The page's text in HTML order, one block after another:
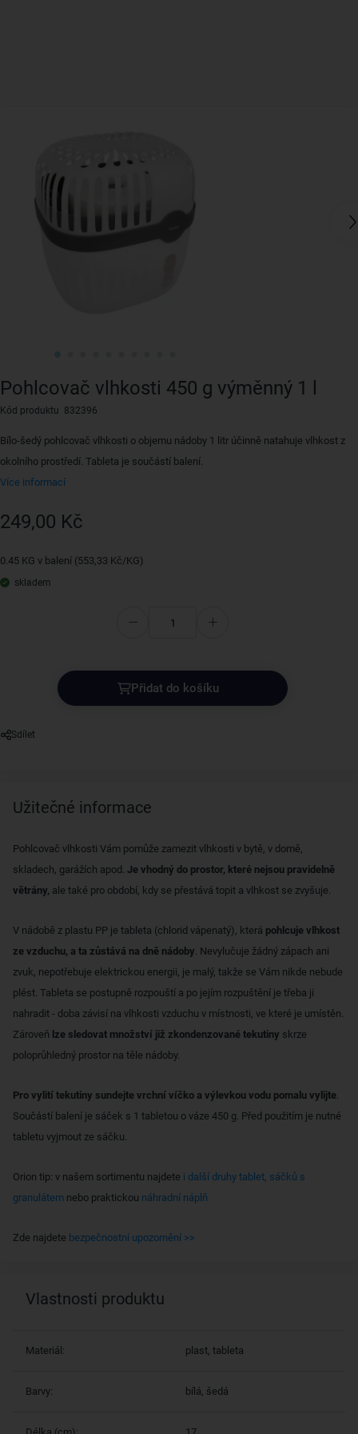
Pohlcovač vlhkosti 450 g výměnný 1 l
Kód produktu 832396
Bílo-šedý pohlcovač vlhkosti o objemu nádoby 1 litr účinně natahuje vlhkost z
okolního prostředí. Tableta je součástí balení.
Více informací
249,00 Kč
0.45 KG v balení (553,33 Kč/KG)
skladem
Přidat do košíku
Sdílet
Užitečné informace
Pohlcovač vlhkosti Vám pomůže zamezit vlhkosti v bytě, v domě,
skladech, garážích apod. Je vhodný do prostor, které nejsou pravidelně
větrány, ale také pro období, kdy se přestává topit a vlhkost se zvyšuje.
V nádobě z plastu PP je tableta (chlorid vápenatý), která pohlcuje vlhkost
ze vzduchu, a ta zůstává na dně nádoby. Nevylučuje žádný zápach ani
zvuk, nepotřebuje elektrickou energii, je malý, takže se Vám nikde nebude
plést. Tableta se postupně rozpouští a po jejím rozpuštění je třeba ji
nahradit - doba závisí na vlhkosti vzduchu v místnosti, ve které je umístěn.
Zároveň lze sledovat množství již zkondenzované tekutiny skrze
poloprůhledný prostor na těle nádoby.
Pro vylití tekutiny sundejte vrchní víčko a výlevkou vodu pomalu vylijte.
Součástí balení je sáček s 1 tabletou o váze 450 g. Před použitím je nutné
tabletu vyjmout ze sáčku.
Orion tip: v našem sortimentu najdete i další druhy tablet, sáčků s
granulátem nebo praktickou náhradní náplň
Zde najdete bezpečnostní upozornění >>
Vlastnosti produktu
Materiál: plast, tableta
Barvy: bílá, šedá